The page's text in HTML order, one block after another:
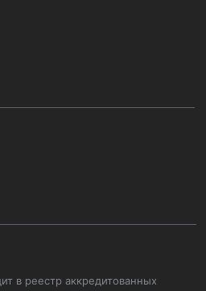
в реестр аккредитованных